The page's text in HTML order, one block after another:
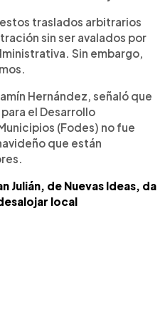
traslados arbitrarios
sin ser avalados por
Sin embargo,
Hernández, señaló que
el Desarrollo
(Fodes) no fue
que están
Julián, de Nuevas Ideas, da
local